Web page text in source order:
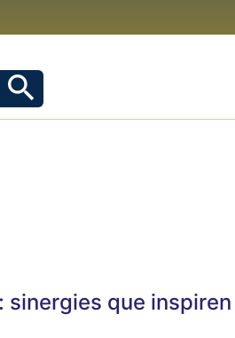
sinergies que